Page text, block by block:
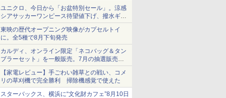
ユニクロ、今日から「お盆特別セール」。涼感
シアサッカーワンピース待望値下げ、撥水ギア
ショーツは1990円に
東映の歴代オープニング映像がカプセルトイ
に。全5種で8月下旬発売
カルディ、オンライン限定「ネコバッグ＆タン
ブラーセット」を一般販売。7月の抽選販売の
当選無効分
【家電レビュー】手ごわい雑草との戦い、コメ
リの草刈機で完全勝利 掃除機感覚で使えた
スターバックス、横浜に“文化財カフェ”8月10日